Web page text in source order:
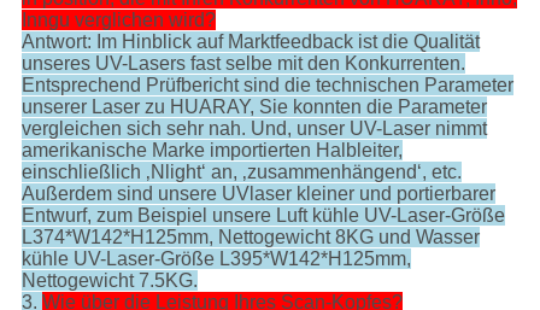
Inngu verglichen wird?
Antwort: Im Hinblick auf Marktfeedback ist die Qualität
unseres UV-Lasers fast selbe mit den Konkurrenten.
Entsprechend Prüfbericht sind die technischen Parameter
unserer Laser zu HUARAY, Sie konnten die Parameter
vergleichen sich sehr nah. Und, unser UV-Laser nimmt
amerikanische Marke importierten Halbleiter,
einschließlich ‚Nlight‘ an, ‚zusammenhängend‘, etc.
Außerdem sind unsere UVlaser kleiner und portierbarer
Entwurf, zum Beispiel unsere Luft kühle UV-Laser-Größe
L374*W142*H125mm, Nettogewicht 8KG und Wasser
kühle UV-Laser-Größe L395*W142*H125mm,
Nettogewicht 7.5KG.
3. Wie über die Leistung Ihres Scan-Kopfes?